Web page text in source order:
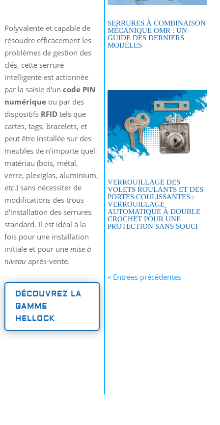
Polyvalente et capable de
résoudre efficacement les
problèmes de gestion des
clés, cette serrure
intelligente est actionnée
par la saisie d'uncode PIN
numérique ou par des
dispositifs RFID tels que
cartes, tags, bracelets, et
peut être installée sur des
meubles de n'importe quel
matériau (bois, métal,
verre, plexiglas, aluminium,
etc.) sans nécessiter de
modifications des trous
d'installation des serrures
standard. Il est idéal à la
fois pour une installation
initiale et pour unemise à
niveau après-vente.
DÉCOUVREZ LA
GAMME
HELLOCK
SERRURES À COMBINAISON
MÉCANIQUE OMR : UN
GUIDE DES DERNIERS
MODÈLES
VERROUILLAGE DES
VOLETS ROULANTS ET DES
PORTES COULISSANTES :
VERROUILLAGE
AUTOMATIQUE À DOUBLE
CROCHET POUR UNE
PROTECTION SANS SOUCI
« Entrées précédentes